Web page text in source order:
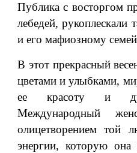
Публика с восторгом
лебедей,
и его мафиозному
В этот прекрасный
цветами и улыбками,
ее красоту и
Международный
олицетворением той
энергии, которую